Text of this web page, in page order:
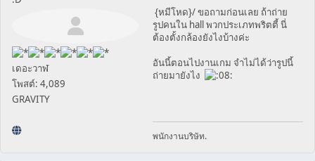
เดอะวาฬ
โพสต์: 4,089
GRAVITY
{หมีโหด}/ ขอถามก่อนเลย ถ้าถ่าย
รูปคนใน hall พวกประเภทพริตตี้ นี่
ต้องตั้งกล้องยังไงบ้างค่ะ
อันนี้ตอนไปงานเกม จำไม่ได้ว่ารูปนี้
ถ่ายมายังไง
พนักงานบริษัท.